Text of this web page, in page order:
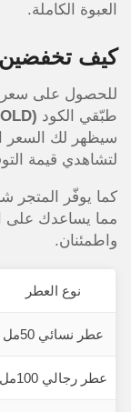
العبوة الكاملة.
كيف تخفضين
للحصول على سعر
طبّقي الكود (GOLD)
سيظهر لك السعر
لتشاهدي قيمة
كما يوفّر المتجر
مما يساعدك على
واطمئنان.
نوع العطر
عطر نسائي 50مل
عطر رجالي 100مل